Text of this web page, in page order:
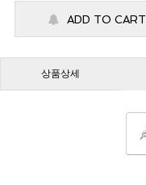
ADD TO CART
상품상세